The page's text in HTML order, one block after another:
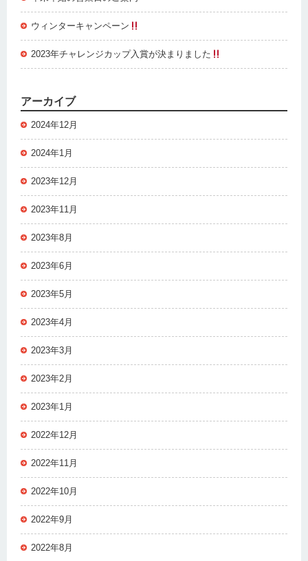
ウィンターキャンペーン
2023年チャレンジカップ入賞が決まりました
アーカイブ
2024年12月
2024年1月
2023年12月
2023年11月
2023年8月
2023年6月
2023年5月
2023年4月
2023年3月
2023年2月
2023年1月
2022年12月
2022年11月
2022年10月
2022年9月
2022年8月